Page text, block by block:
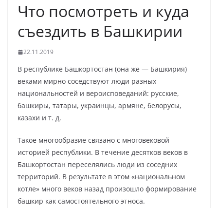
Что посмотреть и куда
съездить в Башкирии
22.11.2019
В республике Башкортостан (она же — Башкирия)
веками мирно соседствуют люди разных
национальностей и вероисповеданий: русские,
башкиры, татары, украинцы, армяне, белорусы,
казахи и т. д.
Такое многообразие связано с многовековой
историей республики. В течение десятков веков в
Башкортостан переселялись люди из соседних
территорий. В результате в этом «национальном
котле» много веков назад произошло формирование
башкир как самостоятельного этноса.